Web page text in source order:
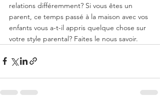
relations différemment? Si vous êtes un
parent, ce temps passé à la maison avec vos
enfants vous a-t-il appris quelque chose sur
votre style parental? Faites le nous savoir.